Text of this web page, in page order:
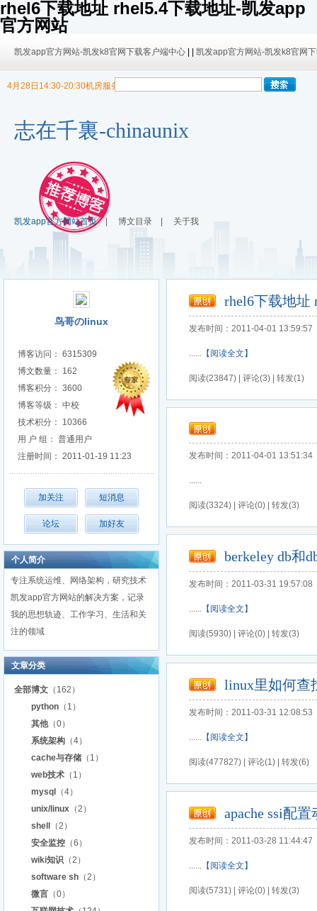
rhel6下载地址 rhel5.4下载地址-凯发app
官方网站
凯发app官方网站-凯发k8官网下载客户端中心 凯发app官方网站-凯发k8官网
志在千裏-chinaunix
4月28日14:30-20:30机房服务器迁移，暂停博客使用
9/30日 14:00 -10/4日 08:00暂时无法发布内容！
凯发app官方网站首页| 博文目录 关于我
鸟哥のlinux
博客访问： 6315309
博文数量： 162
博客积分： 3600
博客等级： 中校
技术积分： 10366
用 户 组： 普通用户
注册时间： 2011-01-19 11:23
个人简介
专注系统运维、网络架构，研究技术
凯发app官方网站的解决方案，记录
我的思想轨迹、工作学习、生活和关
注的领域
文章分类
全部博文 （162）
python （1）
其他（0）
系统架构 （4）
cache与存储 （1）
web技术 （1）
mysql
（4）
unix/linux （2）
shell
（2）
安全监控 （6）
wiki知识 （2）
software sh （2）
微言 （0）
rhel6下载地址
发布时间：2011-04-01 13:59:57
......【阅读全文】
阅读(23847) | 评论(3) | 转发(1)
发布时间：2011-04-01 13:51:34
......
阅读(3324) | 评论(0) | 转发(3)
berkeley db和
发布时间：2011-03-31 19:57:08
......【阅读全文】
阅读(5930) | 评论(0) | 转发(3)
linux里如何查
发布时间：2011-03-31 12:08:53
......【阅读全文】
阅读(477827) | 评论(1) | 转发(6)
apache ssi配
发布时间：2011-03-28 11:44:47
......【阅读全文】
阅读(5731) | 评论(0) | 转发(3)